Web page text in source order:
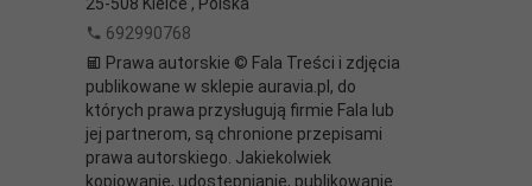
692990768
Prawa autorskie © Fala Treści i zdjęcia
publikowane w sklepie auravia.pl, do
których prawa przysługują firmie Fala lub
jej partnerom, są chronione przepisami
prawa autorskiego. Jakiekolwiek
kopiowanie, udostępnianie, publikowanie